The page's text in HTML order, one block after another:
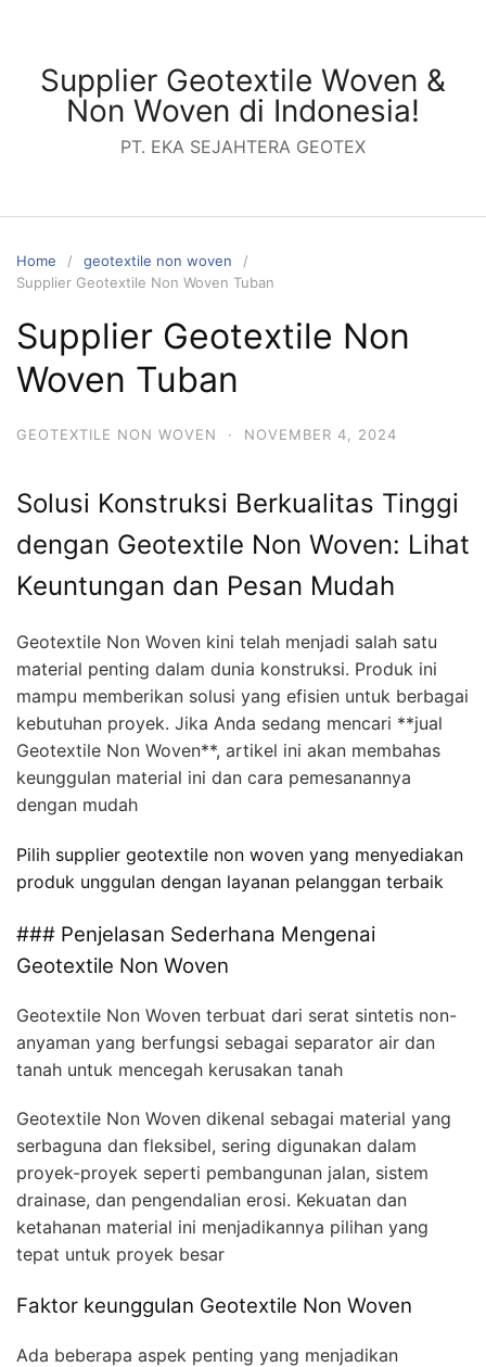
contentSupplier Geotextile Woven &
Non Woven di Indonesia!
PT. EKA SEJAHTERA GEOTEX
Home
geotextile non woven
Supplier Geotextile Non Woven Tuban
Supplier Geotextile Non
Woven Tuban
GEOTEXTILE NON WOVEN · NOVEMBER 4, 2024
Solusi Konstruksi Berkualitas Tinggi
dengan Geotextile Non Woven: Lihat
Keuntungan dan Pesan Mudah
Geotextile Non Woven kini telah menjadi salah satu
material penting dalam dunia konstruksi. Produk ini
mampu memberikan solusi yang efisien untuk berbagai
kebutuhan proyek. Jika Anda sedang mencari **jual
Geotextile Non Woven**, artikel ini akan membahas
keunggulan material ini dan cara pemesanannya
dengan mudah
Pilih supplier geotextile non woven yang menyediakan
produk unggulan dengan layanan pelanggan terbaik
### Penjelasan Sederhana Mengenai
Geotextile Non Woven
Geotextile Non Woven terbuat dari serat sintetis non-
anyaman yang berfungsi sebagai separator air dan
tanah untuk mencegah kerusakan tanah
Geotextile Non Woven dikenal sebagai material yang
serbaguna dan fleksibel, sering digunakan dalam
proyek-proyek seperti pembangunan jalan, sistem
drainase, dan pengendalian erosi. Kekuatan dan
ketahanan material ini menjadikannya pilihan yang
tepat untuk proyek besar
Faktor keunggulan Geotextile Non Woven
Ada beberapa aspek penting yang menjadikan